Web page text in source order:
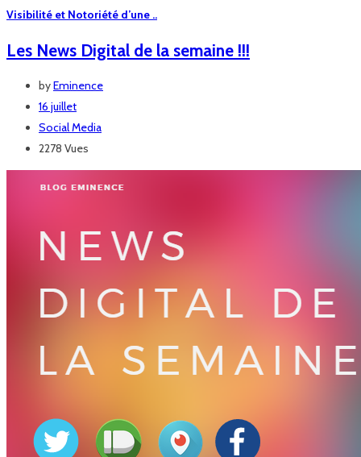
Visibilité et Notoriété d’une ..
Les News Digital de la semaine !!!
byEminence
16 juillet
Social Media
2278 Vues